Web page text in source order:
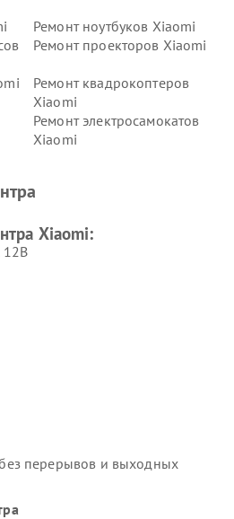
Ремонт ноутбуков Xiaomi
Ремонт проекторов Xiaomi
Ремонт квадрокоптеров
Xiaomi
Ремонт электросамокатов
Xiaomi
Ремонт смарт-часов Xiaomi
Xiaomi:
12В
перерывов и выходных